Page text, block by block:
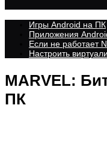
Игры Android на ПК
Приложения
Если не работает
Настроить
MARVEL:
ПК